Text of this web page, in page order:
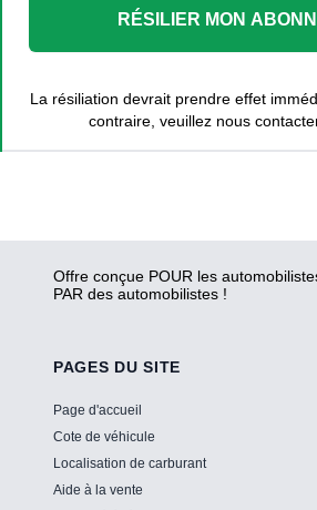
RÉSILIER MON
La résiliation devrait prendre effet
contraire, veuillez nous
Offre conçue POUR les
PAR des automobilistes !
PAGES DU SITE
Page d'accueil
Cote de véhicule
Localisation de carburant
Aide à la vente